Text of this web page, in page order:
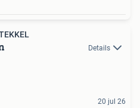
Details
20 jul 26